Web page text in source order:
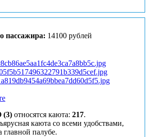
пассажира: 14100 рублей
(3) относятся каюта: 217.
каюта со всеми удобствами,
главной палубе.